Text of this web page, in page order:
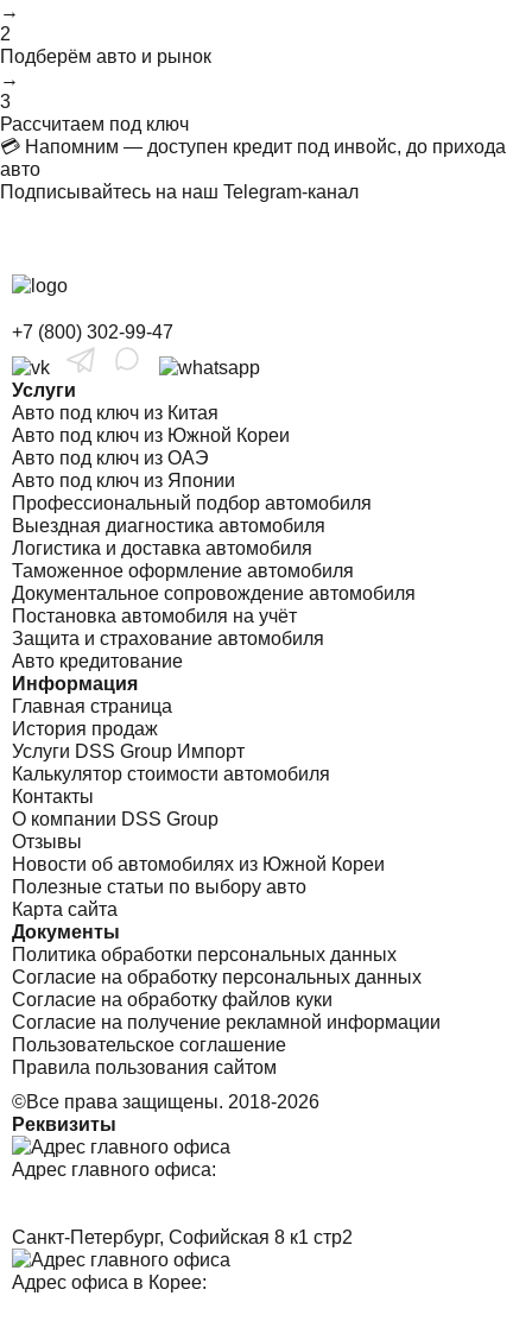
→
2
Подберём авто и рынок
→
3
Рассчитаем под ключ
💳 Напомним — доступен кредит под инвойс, до прихода
авто
Подписывайтесь на наш Telegram-канал
+7 (800) 302-99-47
Услуги
Авто под ключ из Китая
Авто под ключ из Южной Кореи
Авто под ключ из ОАЭ
Авто под ключ из Японии
Профессиональный подбор автомобиля
Выездная диагностика автомобиля
Логистика и доставка автомобиля
Таможенное оформление автомобиля
Документальное сопровождение автомобиля
Постановка автомобиля на учёт
Защита и страхование автомобиля
Авто кредитование
Информация
Главная страница
История продаж
Услуги DSS Group Импорт
Калькулятор стоимости автомобиля
Контакты
О компании DSS Group
Отзывы
Новости об автомобилях из Южной Кореи
Полезные статьи по выбору авто
Карта сайта
Документы
Политика обработки персональных данных
Согласие на обработку персональных данных
Согласие на обработку файлов куки
Согласие на получение рекламной информации
Пользовательское соглашение
Правила пользования сайтом
©Все права защищены. 2018-2026
Реквизиты
Адрес главного офиса:
Санкт-Петербург, Софийская 8 к1 стр2
Адрес офиса в Корее: